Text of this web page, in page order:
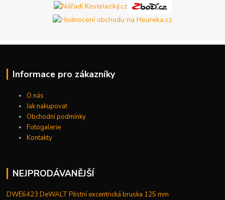
Informace pro zákazníky
O nás
Jak nakupovat
Obchodní podmínky
Fotogalerie
Kontakty
NEJPRODÁVANĚJŠÍ
DWE6423 DeWALT Pěstní excentrická bruska 125 mm